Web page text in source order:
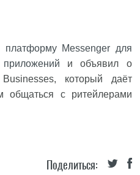
платформу Messenger для
приложений и объявил о
который даёт
общаться с ритейлерами
Поделиться: